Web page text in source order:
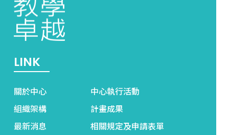
LINK
關於中心
中心執行活動
組織架構
計畫成果
最新消息
相關規定及申請表單